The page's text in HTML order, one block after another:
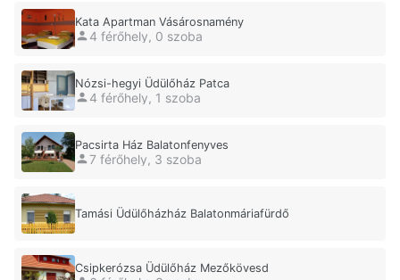
Kata Apartman Vásárosnamény
4 férőhely, 0 szoba
Nózsi-hegyi Üdülőház Patca
4 férőhely, 1 szoba
Pacsirta Ház Balatonfenyves
7 férőhely, 3 szoba
Tamási Üdülőházház Balatonmáriafürdő
Csipkerózsa Üdülőház Mezőkövesd